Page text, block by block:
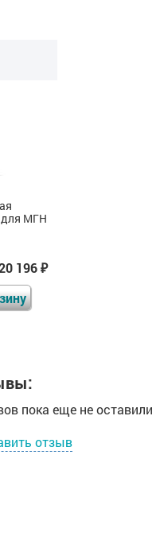
для МГН
196 ₽
пока еще не оставили
отзыв